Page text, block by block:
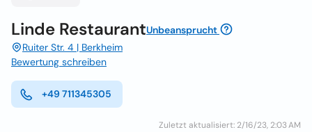
Linde RestaurantUnbeansprucht
Ruiter Str. 4 | Berkheim
Bewertung schreiben
+49 711345305
Zuletzt aktualisiert: 2/16/23, 2:03 AM